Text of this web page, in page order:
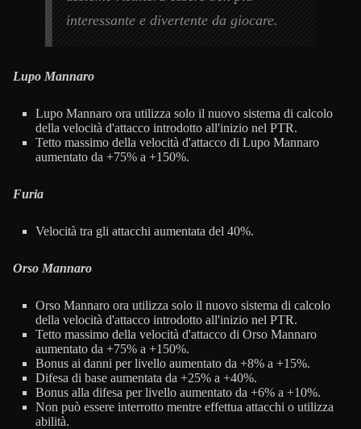
interessante e divertente da giocare.
Lupo Mannaro
Lupo Mannaro ora utilizza solo il nuovo sistema di calcolo
della velocità d'attacco introdotto all'inizio nel PTR.
Tetto massimo della velocità d'attacco di Lupo Mannaro
aumentato da +75% a +150%.
Furia
Velocità tra gli attacchi aumentata del 40%.
Orso Mannaro
Orso Mannaro ora utilizza solo il nuovo sistema di calcolo
della velocità d'attacco introdotto all'inizio nel PTR.
Tetto massimo della velocità d'attacco di Orso Mannaro
aumentato da +75% a +150%.
Bonus ai danni per livello aumentato da +8% a +15%.
Difesa di base aumentata da +25% a +40%.
Bonus alla difesa per livello aumentato da +6% a +10%.
Non può essere interrotto mentre effettua attacchi o utilizza
abilità.